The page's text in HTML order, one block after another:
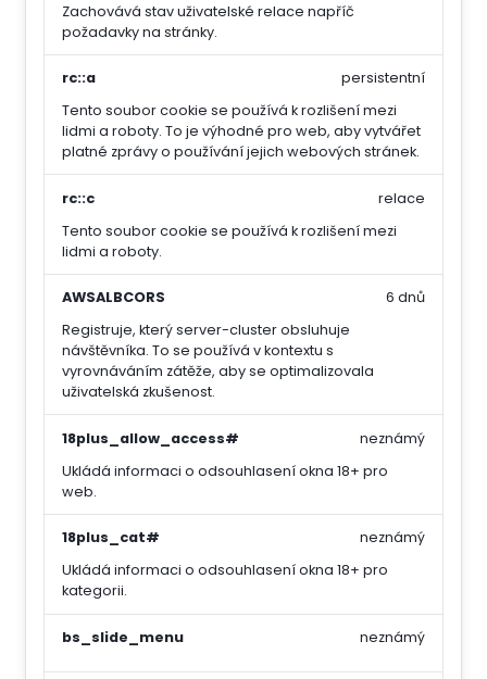
Zachovává stav uživatelské relace napříč
požadavky na stránky.
rc::a
Tento soubor cookie se používá k rozlišení mezi
lidmi a roboty. To je výhodné pro web, aby vytvářet
platné zprávy o používání jejich webových stránek.
persistentní
rc::c
Tento soubor cookie se používá k rozlišení mezi
lidmi a roboty.
relace
AWSALBCORS
Registruje, který server-cluster obsluhuje
návštěvníka. To se používá v kontextu s
vyrovnáváním zátěže, aby se optimalizovala
uživatelská zkušenost.
6 dnů
18plus_allow_access#
Ukládá informaci o odsouhlasení okna 18+ pro
web.
neznámý
18plus_cat#
Ukládá informaci o odsouhlasení okna 18+ pro
kategorii.
neznámý
bs_slide_menu neznámý